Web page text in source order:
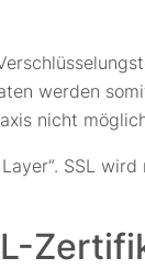
werden
nicht
SSL